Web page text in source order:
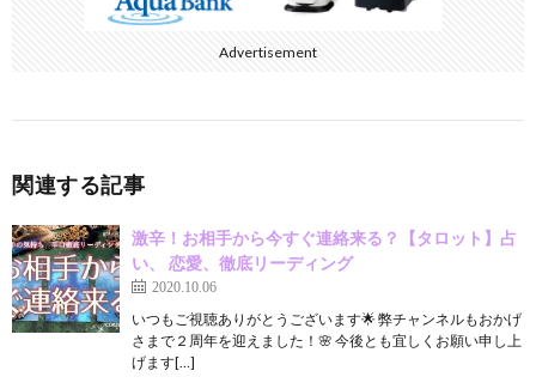
Advertisement
関連する記事
激辛！お相手から今すぐ連絡来る？【タロット】占
い、 恋愛、徹底リーディング
2020.10.06
いつもご視聴ありがとうございます🌟 弊チャンネルもおかげ
さまで２周年を迎えました！🌸 今後とも宜しくお願い申し上
げます[…]